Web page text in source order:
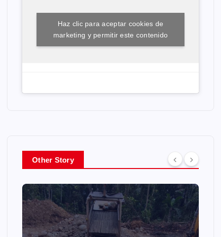
Haz clic para aceptar cookies de
marketing y permitir este contenido
Other Story